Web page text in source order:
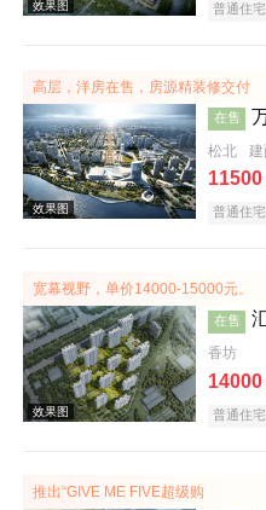
效果图
普通住宅
高层，洋房在售，房源精装修交付
在售
松北
11500
普通住宅
宽幕视野，单价14000-15000元。
在售
香坊
14000
普通住宅
推出“GIVE ME FIVE超级购